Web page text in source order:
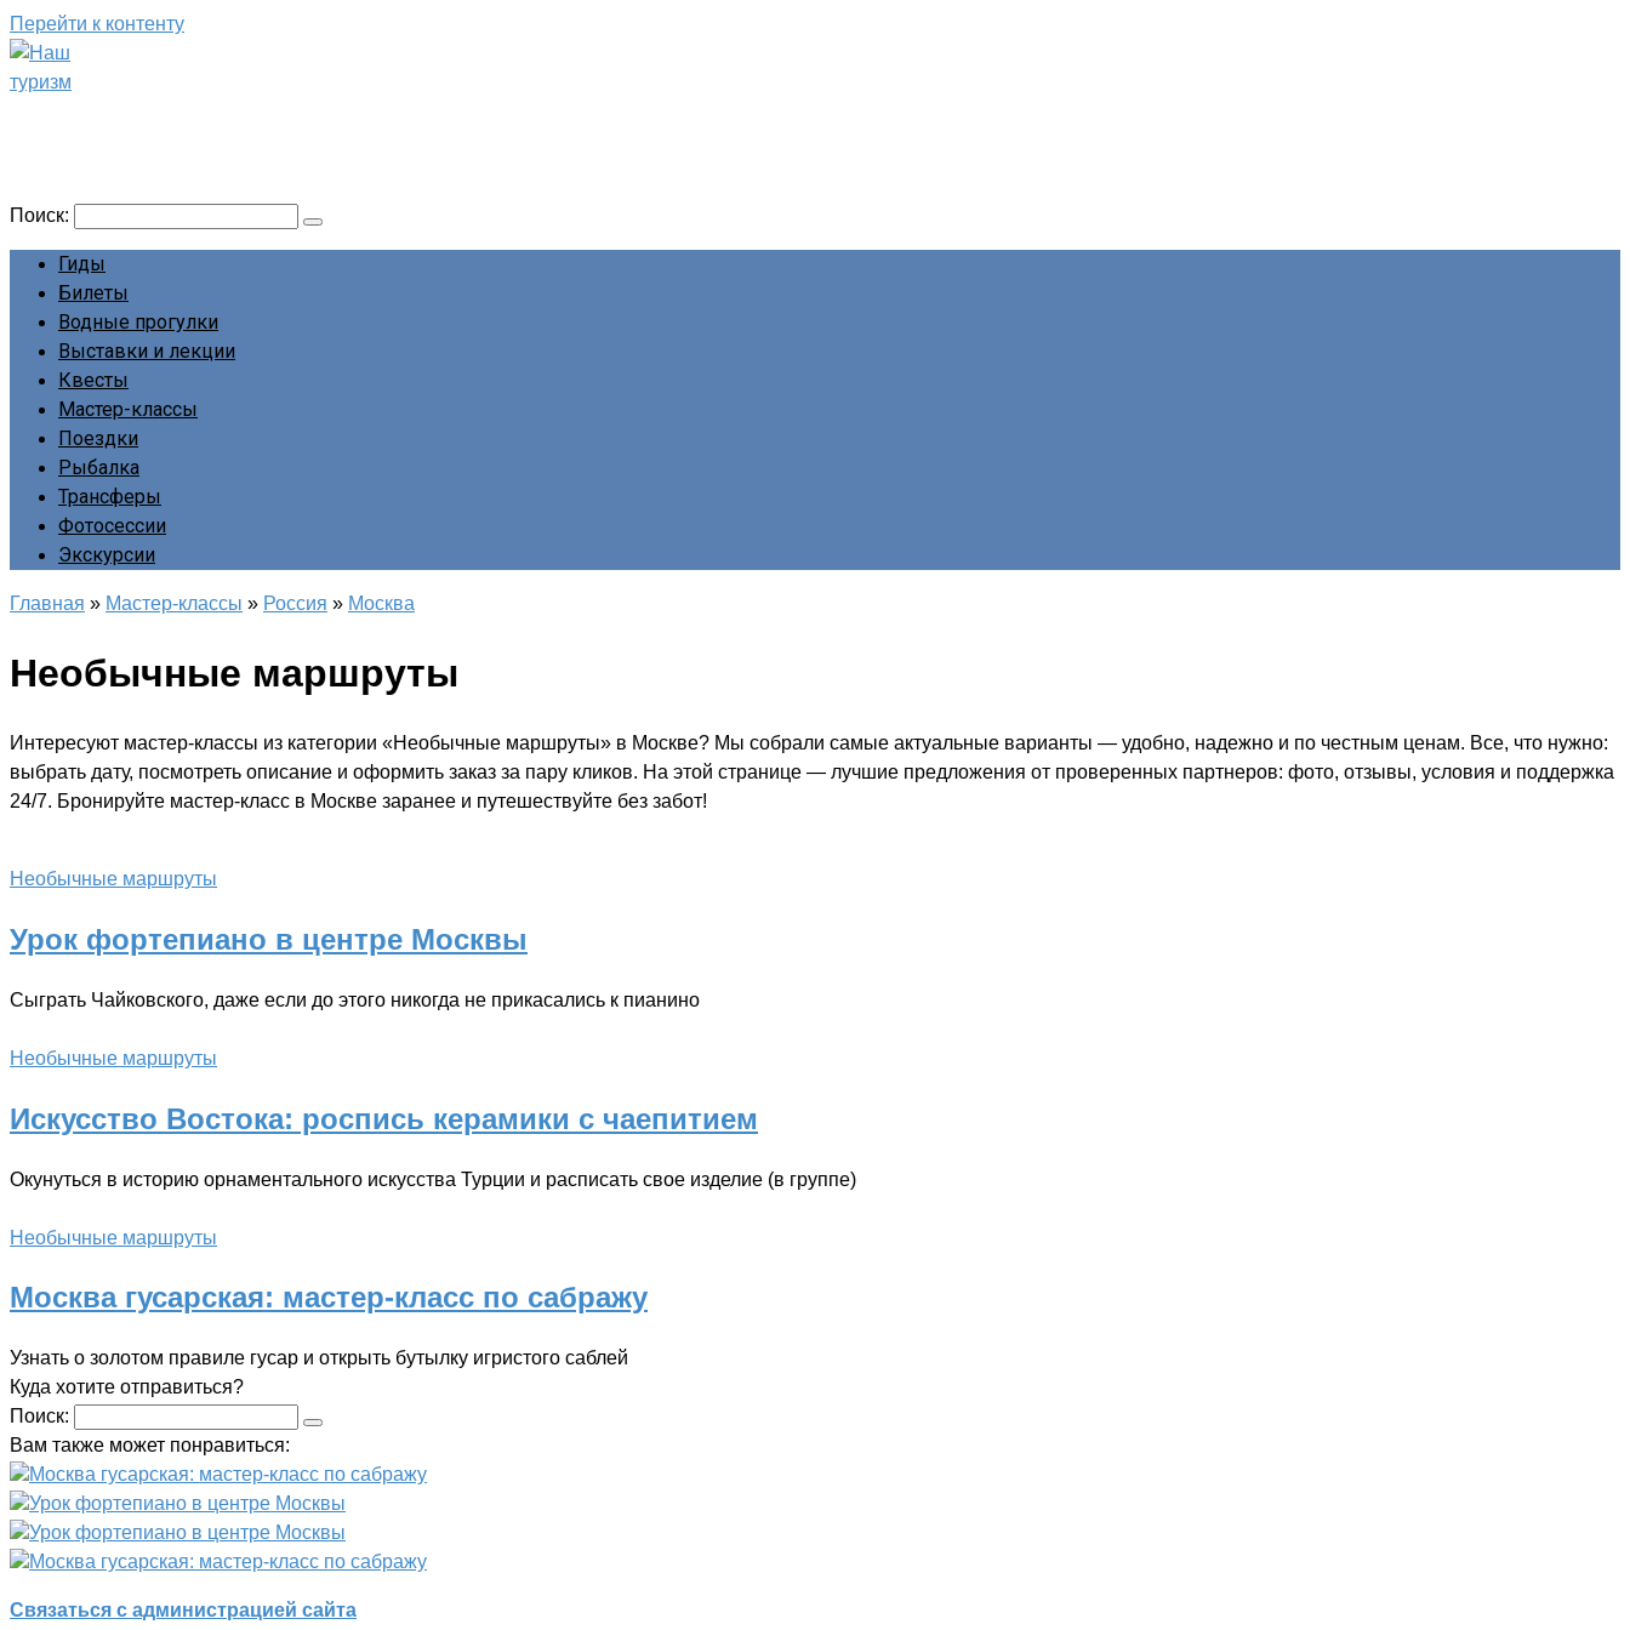
Перейти к контенту
Поиск:
Гиды
Билеты
Водные прогулки
Выставки и лекции
Квесты
Мастер-классы
Поездки
Рыбалка
Трансферы
Фотосессии
Экскурсии
Главная » Мастер-классы » Россия » Москва
Необычные маршруты
Интересуют мастер-классы из категории «Необычные маршруты» в Москве? Мы собрали самые актуальные варианты — удобно, надежно и по честным ценам. Все, что нужно:
выбрать дату, посмотреть описание и оформить заказ за пару кликов. На этой странице — лучшие предложения от проверенных партнеров: фото, отзывы, условия и поддержка
24/7. Бронируйте мастер-класс в Москве заранее и путешествуйте без забот!
Необычные маршруты
Урок фортепиано в центре Москвы
Сыграть Чайковского, даже если до этого никогда не прикасались к пианино
Необычные маршруты
Искусство Востока: роспись керамики с чаепитием
Окунуться в историю орнаментального искусства Турции и расписать свое изделие (в группе)
Необычные маршруты
Москва гусарская: мастер-класс по сабражу
Узнать о золотом правиле гусар и открыть бутылку игристого саблей
Куда хотите отправиться?
Поиск:
Вам также может понравиться:
Москва гусарская: мастер-класс по сабражу
Урок фортепиано в центре Москвы
Урок фортепиано в центре Москвы
Москва гусарская: мастер-класс по сабражу
Связаться с администрацией сайта